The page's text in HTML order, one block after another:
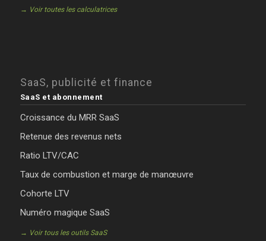
→ Voir toutes les calculatrices
SaaS, publicité et finance
SaaS et abonnement
Croissance du MRR SaaS
Retenue des revenus nets
Ratio LTV/CAC
Taux de combustion et marge de manœuvre
Cohorte LTV
Numéro magique SaaS
→ Voir tous les outils SaaS